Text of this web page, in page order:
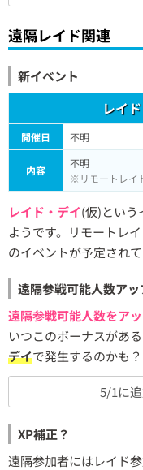
遠隔レイド関連
新イベント
レイ
開催日 不明
内容
不明
※リモートレイ
レイド・デイ(仮)という
ようです。リモートレ
のイベントが予定され
遠隔参戦可能人数アッ
遠隔参戦可能人数をア
いつこのボーナスがある
デイで発生するのかも？
5/1に
XP補正？
遠隔参加者にはレイド